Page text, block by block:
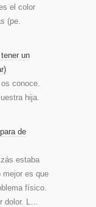
el color
(pe.
un
conoce.
hija.
de
estaba
mejor es que
físico.
dolor. L…